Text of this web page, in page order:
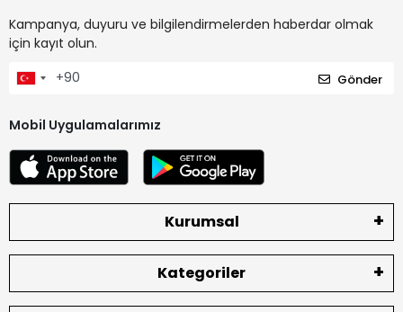
Kampanya, duyuru ve bilgilendirmelerden haberdar olmak
için kayıt olun.
Gönder
Mobil Uygulamalarımız
Kurumsal
Kategoriler